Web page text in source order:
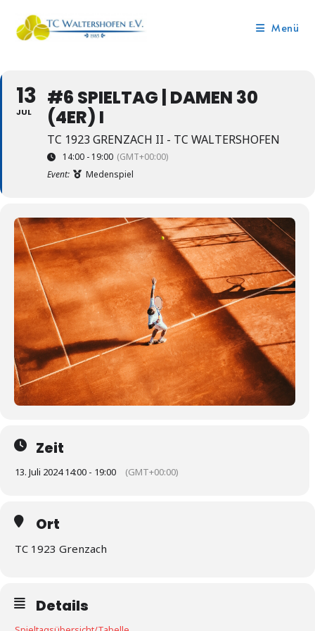
Menü
13
JUL
#6 SPIELTAG | DAMEN 30
(4ER) I
TC 1923 GRENZACH II - TC WALTERSHOFEN
14:00 - 19:00 (GMT+00:00)
Event:
Medenspiel
Zeit
13. Juli 2024 14:00 - 19:00 (GMT+00:00)
Ort
TC 1923 Grenzach
Details